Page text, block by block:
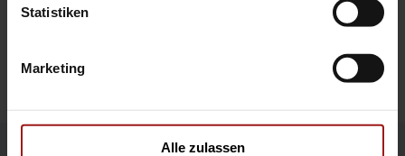
Statistiken
Marketing
Alle zulassen
Garantie